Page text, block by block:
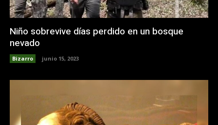
Niño sobrevive días perdido en un bosque
nevado
Bizarro junio 15, 2023